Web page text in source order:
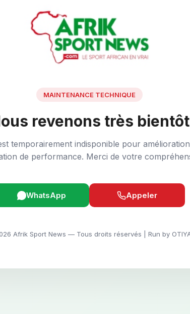
MAINTENANCE TECHNIQUE
revenons très bientôt
temporairement indisponible pour
de performance. Merci de votre
WhatsApp Appeler
Afrik Sport News — Tous droits réservés | Run by